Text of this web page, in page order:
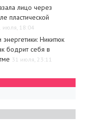
лицо через
пластической
июля, 18:04
Никитюк
бодрит себя в
31 июля, 23:11